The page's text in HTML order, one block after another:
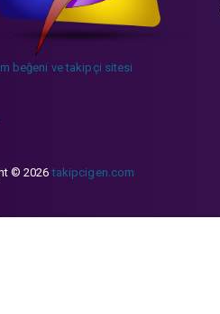
beğeni ve takipçi sitesi
© 2026takipcigen.com